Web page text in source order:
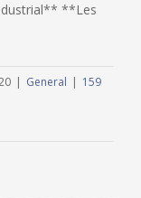
**Les
| General | 159